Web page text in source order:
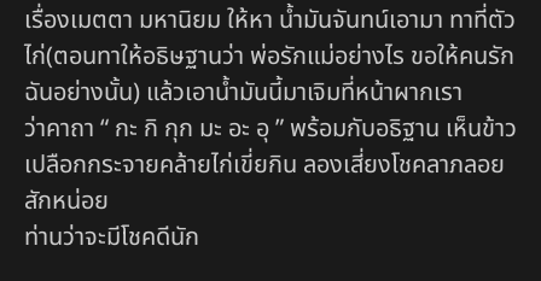
เรื่องเมตตา มหานิยม ให้หา น้ำมันจันทน์เอามา ทาที่ตัว
ไก่(ตอนทาให้อธิษฐานว่า พ่อรักแม่อย่างไร ขอให้คนรัก
ฉันอย่างนั้น) แล้วเอาน้ำมันนี้มาเจิมที่หน้าผากเรา
ว่าคาถา “ กะ กิ กุก มะ อะ อุ ” พร้อมกับอธิฐาน เห็นข้าว
เปลือกกระจายคล้ายไก่เขี่ยกิน ลองเสี่ยงโชคลาภลอย
สักหน่อย
ท่านว่าจะมีโชคดีนัก